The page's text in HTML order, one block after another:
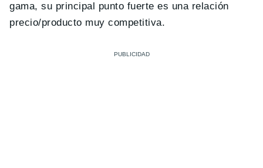
gama, su principal punto fuerte es una relación
precio/producto muy competitiva.